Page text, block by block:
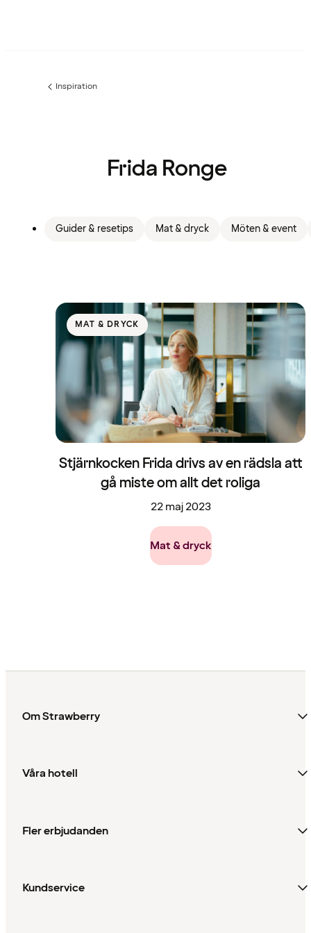
Föregående
Inspiration
Frida Ronge
Guider & resetips Mat & dryck Möten & event
MAT & DRYCK
Stjärnkocken Frida drivs av en rädsla att
gå miste om allt det roliga
22 maj 2023
Mat & dryck
Om Strawberry
Våra hotell
Fler erbjudanden
Kundservice